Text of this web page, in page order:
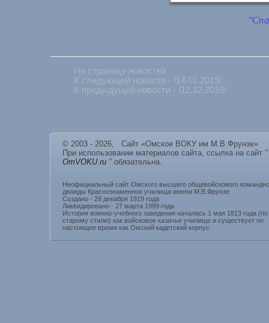
На страницу новостей
К следующей новости - /14.01.2019/
К предыдущей новости - /12.12.2018/
© 2003 - 2026, Сайт «Омское ВОКУ им М.В.Фрунзе»
При использовании материалов сайта, ссылка на сайт "
OmVOKU.ru " обязательна.
Неофициальный сайт Омского высшего общевойскового
дважды Краснознаменное училища имени М.В.Фрунзе
Создано - 28 декабря 1919 года
Ликвидировано - 27 марта 1999 года
История военно-учебного заведения началась 1 мая 1813 года (по
старому стилю) как войсковое казачье училище и существует по
настоящее время как Омский кадетский корпус.